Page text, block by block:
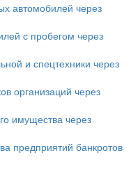
автомобилей через
с пробегом через
и спецтехники через
организаций через
имущества через
предприятий банкротов